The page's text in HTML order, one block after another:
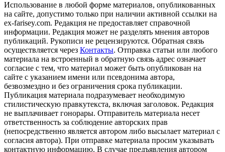
Использование в любой форме материалов, опубликованных
на сайте, допустимо только при наличии активной ссылки на
ex-farisey.com. Редакция не предоставляет справочной
информации. Редакция может не разделять мнения авторов
публикаций. Рукописи не рецензируются. Обратная связь
осуществляется через Контакты. Отправка статьи или любого
материала на встроенный в обратную связь адрес означает
согласие с тем, что материал может быть опубликован на
сайте с указанием имени или псевдонима автора,
безвозмездно и без ограничения срока публикации.
Публикация материала подразумевает необходимую
стилистическую правкутекста, включая заголовок. Редакция
не выплачивает гонорары. Отправитель материала несет
ответственность за соблюдение авторских прав
(непосредственно является автором либо высылает материал с
согласия автора). При отправке материала просим указывать
контактную информацию. В случае предъявления автором